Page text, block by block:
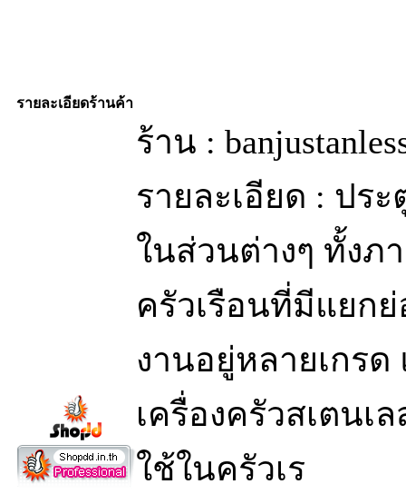
รายละเอียดร้านค้า
ร้าน :
รายละเอียด : ปร
ในส่วนต่างๆ ทั้งภ
ครัวเรือนที่มีแยก
งานอยู่หลายเกรด
เครื่องครัวสเตนเ
ใช้ในครัวเร